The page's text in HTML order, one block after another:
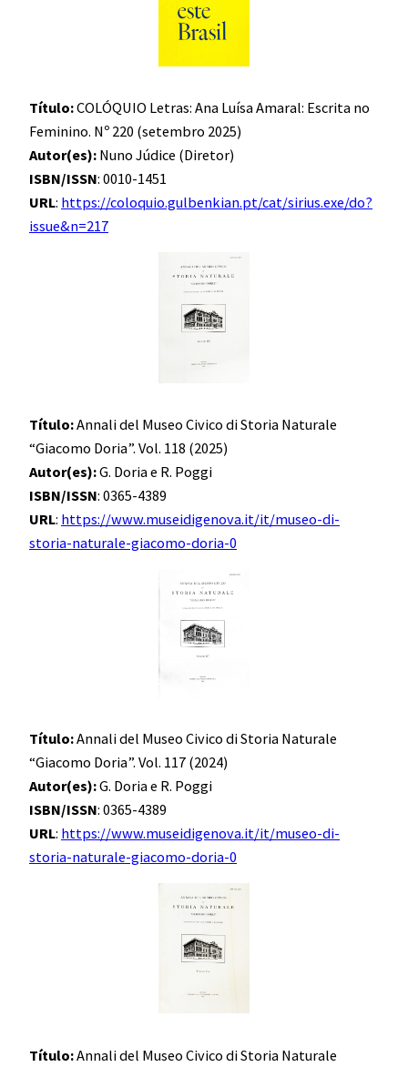
Título:COLÓQUIO Letras: Ana Luísa Amaral: Escrita no
Feminino. Nº 220 (setembro 2025)
Autor(es): Nuno Júdice (Diretor)
ISBN/ISSN: 0010-1451
URL: https://coloquio.gulbenkian.pt/cat/sirius.exe/do?
issue&n=217
Título:Annali del Museo Civico di Storia Naturale
“Giacomo Doria”. Vol. 118 (2025)
Autor(es):G. Doria e R. Poggi
ISBN/ISSN: 0365-4389
URL: https://www.museidigenova.it/it/museo-di-
storia-naturale-giacomo-doria-0
Título:Annali del Museo Civico di Storia Naturale
“Giacomo Doria”. Vol. 117 (2024)
Autor(es):G. Doria e R. Poggi
ISBN/ISSN: 0365-4389
URL: https://www.museidigenova.it/it/museo-di-
storia-naturale-giacomo-doria-0
Título:Annali del Museo Civico di Storia Naturale